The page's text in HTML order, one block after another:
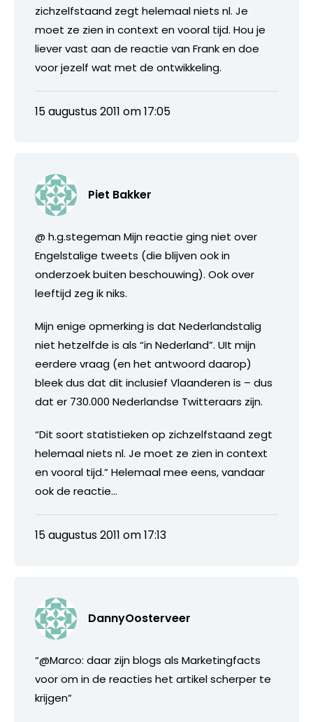
zichzelfstaand zegt helemaal niets nl. Je
moet ze zien in context en vooral tijd. Hou je
liever vast aan de reactie van Frank en doe
voor jezelf wat met de ontwikkeling.
15 augustus 2011 om 17:05
Piet Bakker
@ h.g.stegeman Mijn reactie ging niet over
Engelstalige tweets (die blijven ook in
onderzoek buiten beschouwing). Ook over
leeftijd zeg ik niks.
Mijn enige opmerking is dat Nederlandstalig
niet hetzelfde is als “in Nederland”. UIt mijn
eerdere vraag (en het antwoord daarop)
bleek dus dat dit inclusief Vlaanderen is – dus
dat er 730.000 Nederlandse Twitteraars zijn.
“Dit soort statistieken op zichzelfstaand zegt
helemaal niets nl. Je moet ze zien in context
en vooral tijd.” Helemaal mee eens, vandaar
ook de reactie…
15 augustus 2011 om 17:13
DannyOosterveer
“@Marco: daar zijn blogs als Marketingfacts
voor om in de reacties het artikel scherper te
krijgen”